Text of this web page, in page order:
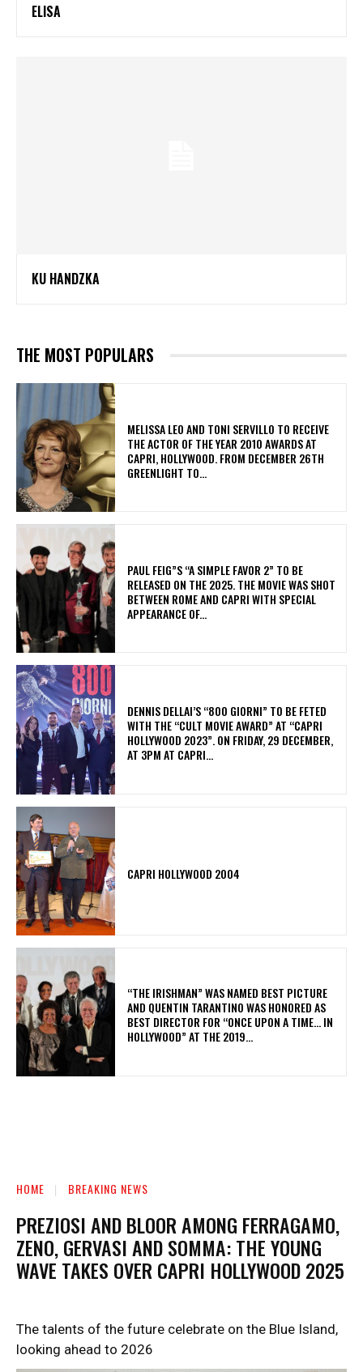
ELISA
KU HANDZKA
THE MOST POPULARS
MELISSA LEO AND TONI SERVILLO TO RECEIVE
THE ACTOR OF THE YEAR 2010 AWARDS AT
CAPRI, HOLLYWOOD. FROM DECEMBER 26TH
GREENLIGHT TO...
PAUL FEIG”S “A SIMPLE FAVOR 2” TO BE
RELEASED ON THE 2025. THE MOVIE WAS SHOT
BETWEEN ROME AND CAPRI WITH SPECIAL
APPEARANCE OF...
DENNIS DELLAI’S “800 GIORNI” TO BE FETED
WITH THE “CULT MOVIE AWARD” AT “CAPRI
HOLLYWOOD 2023”. ON FRIDAY, 29 DECEMBER,
AT 3PM AT CAPRI...
CAPRI HOLLYWOOD 2004
“THE IRISHMAN” WAS NAMED BEST PICTURE
AND QUENTIN TARANTINO WAS HONORED AS
BEST DIRECTOR FOR “ONCE UPON A TIME… IN
HOLLYWOOD” AT THE 2019...